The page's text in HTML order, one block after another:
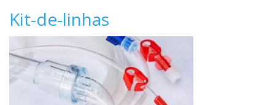
Kit-de-linhas